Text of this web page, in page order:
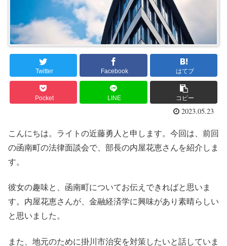
Twitter Facebook はてブ
Pocket LINE コピー
2023.05.23
こんにちは。ライトの近藤勇人と申します。今回は、前回
の函南町の法律面談会で、部長の内屋花恵さんを紹介しま
す。
彼女の趣味と、函南町についてお伝えできればと思いま
す。内屋花恵さんが、金融経済学に興味があり素晴らしい
と思いました。
また、地元のために掛川市治安を対策したいと話していま